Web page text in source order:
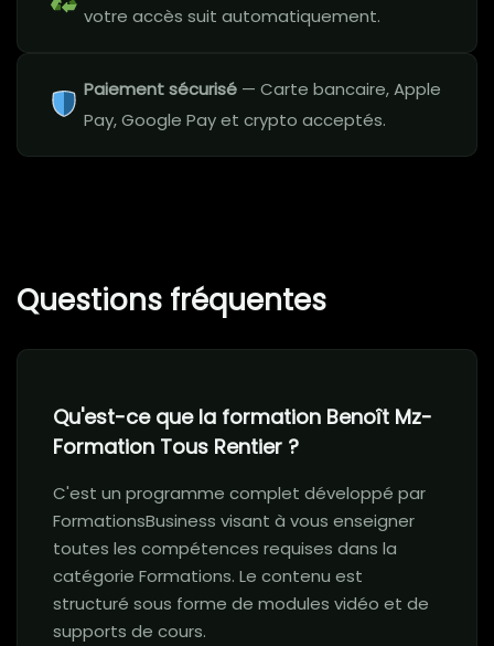
votre accès suit automatiquement.
Paiement sécurisé — Carte bancaire, Apple
Pay, Google Pay et crypto acceptés.
Questions fréquentes
Qu'est-ce que la formation Benoît Mz-
Formation Tous Rentier ?
C'est un programme complet développé par
FormationsBusiness visant à vous enseigner
toutes les compétences requises dans la
catégorie Formations. Le contenu est
structuré sous forme de modules vidéo et de
supports de cours.